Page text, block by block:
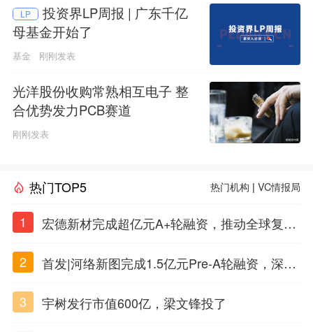
LP
投资界LP周报 | 广东千亿
母基金开始了
基金 刚刚发表
光洋股份收购常熟相互电子 整
合优势发力PCB赛道
刚刚发表
热门TOP5 热门机构 |VC情报局
1
宏德新材完成超亿元A+轮融资，推动全球复合
2
首发|河络新图完成1.5亿元Pre-A轮融资，深耕i
3
宇树发行市值600亿，梁文锋投了